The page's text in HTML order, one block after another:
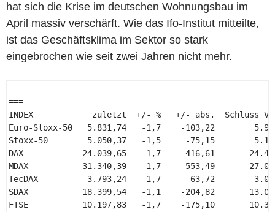
hat sich die Krise im deutschen Wohnungsbau im
April massiv verschärft. Wie das Ifo-Institut mitteilte,
ist das Geschäftsklima im Sektor so stark
eingebrochen wie seit zwei Jahren nicht mehr.
===
INDEX            zuletzt  +/- %   +/- abs.  Schluss
Euro-Stoxx-50   5.831,74   -1,7    -103,22
Stoxx-50        5.050,37   -1,5     -75,15
DAX            24.039,65   -1,7    -416,61
MDAX           31.340,39   -1,7    -553,49
TecDAX          3.793,24   -1,7     -63,72
SDAX           18.399,54   -1,1    -204,82
FTSE           10.197,83   -1,7    -175,10